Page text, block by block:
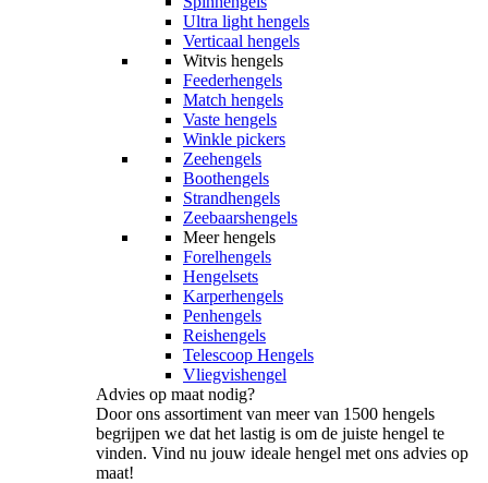
Ultra light hengels
Verticaal hengels
Witvis hengels
Feederhengels
Match hengels
Vaste hengels
Winkle pickers
Zeehengels
Boothengels
Strandhengels
Zeebaarshengels
Meer hengels
Forelhengels
Hengelsets
Karperhengels
Penhengels
Reishengels
Telescoop Hengels
Vliegvishengel
Advies op maat nodig?
Door ons assortiment van meer van 1500 hengels
begrijpen we dat het lastig is om de juiste hengel te
vinden. Vind nu jouw ideale hengel met ons advies op
maat!